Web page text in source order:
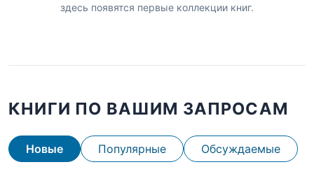
здесь появятся первые коллекции книг.
КНИГИ ПО ВАШИМ ЗАПРОСАМ
Новые Популярные Обсуждаемые